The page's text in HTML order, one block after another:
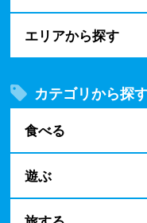
エリアから探す
カテゴリから探
食べる
遊ぶ